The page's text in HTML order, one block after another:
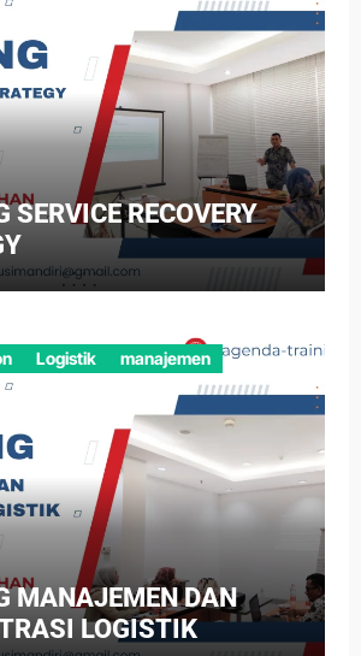
SERVICE RECOVERY
Logistik manajemen
MANAJEMEN DAN
LOGISTIK